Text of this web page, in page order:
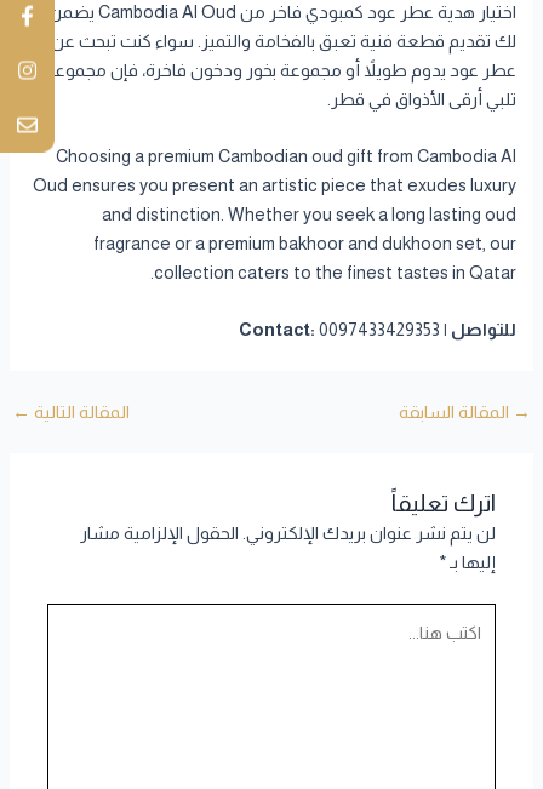
اختيار هدية عطر عود كمبودي فاخر من Cambodia Al Oud يضمن
لك تقديم قطعة فنية تعبق بالفخامة والتميز. سواء كنت تبحث عن
عطر عود يدوم طويلاً أو مجموعة بخور ودخون فاخرة، فإن مجموعتنا
تلبي أرقى الأذواق في قطر.
Choosing a premium Cambodian oud gift from Cambodia Al
Oud ensures you present an artistic piece that exudes luxury
and distinction. Whether you seek a long lasting oud
fragrance or a premium bakhoor and dukhoon set, our
collection caters to the finest tastes in Qatar.
للتواصل | Contact: 0097433429353
→ المقالة السابقة المقالة التالية ←
اترك تعليقاً
لن يتم نشر عنوان بريدك الإلكتروني. الحقول الإلزامية مشار
إليها بـ*